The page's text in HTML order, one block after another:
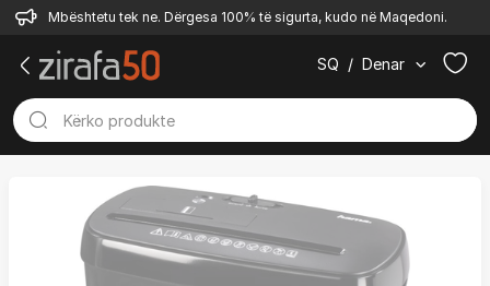
Mbështetu tek ne. Dërgesa 100% të sigurta, kudo në Maqedoni.
SQ / Denar